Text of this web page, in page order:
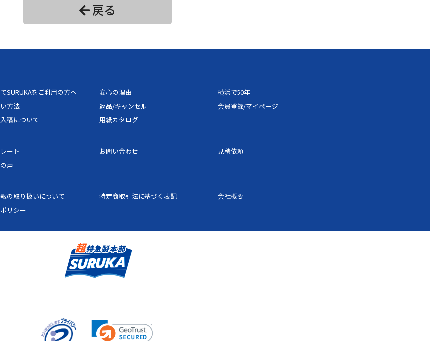
34
19,947円
36
20,169円 30,254円 36,304円
40,339円
40
21,714円 32,571円
21,936円
52
23,091円 34,636円 41,563円
46,182円
54
23,357円
23,623円
60
25,256円
戻る
SURUKAをご利用の方へ 安心の理由
横浜で50年
方法 返品/キャンセル
会員登録/マイページ
稿について 用紙カタログ
ート お問い合わせ
見積依頼
声
の取り扱いについて 特定商取引法に基づく表記
会社概要
リシー